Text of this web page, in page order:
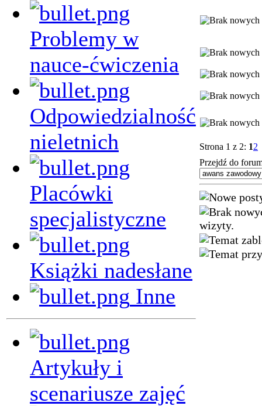
Problemy w
nauce-ćwiczenia
Odpowiedzialność
nieletnich
Placówki
specjalistyczne
Książki nadesłane
Inne
Artykuły i
scenariusze zajęć
Strona 1 z 2: 12
Przejdź do
wizyty.